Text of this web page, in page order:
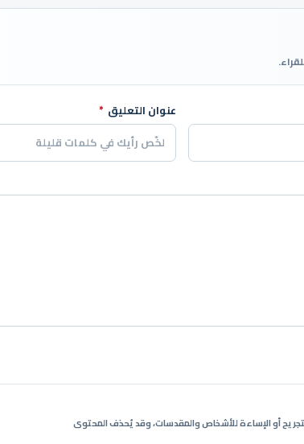
عنوان التعليق *
أو الإساءة للأشخاص والمقدسات، وقد يُحذف المحتوى